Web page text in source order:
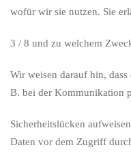
wofür wir sie nutzen. Sie
3 / 8 und zu welchem
Wir weisen darauf hin,
B. bei der Kommunikation
Sicherheitslücken
Daten vor dem Zugriff